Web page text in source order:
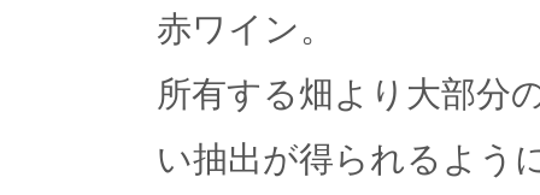
赤ワイン。
所有する畑より大部分
い抽出が得られるよう